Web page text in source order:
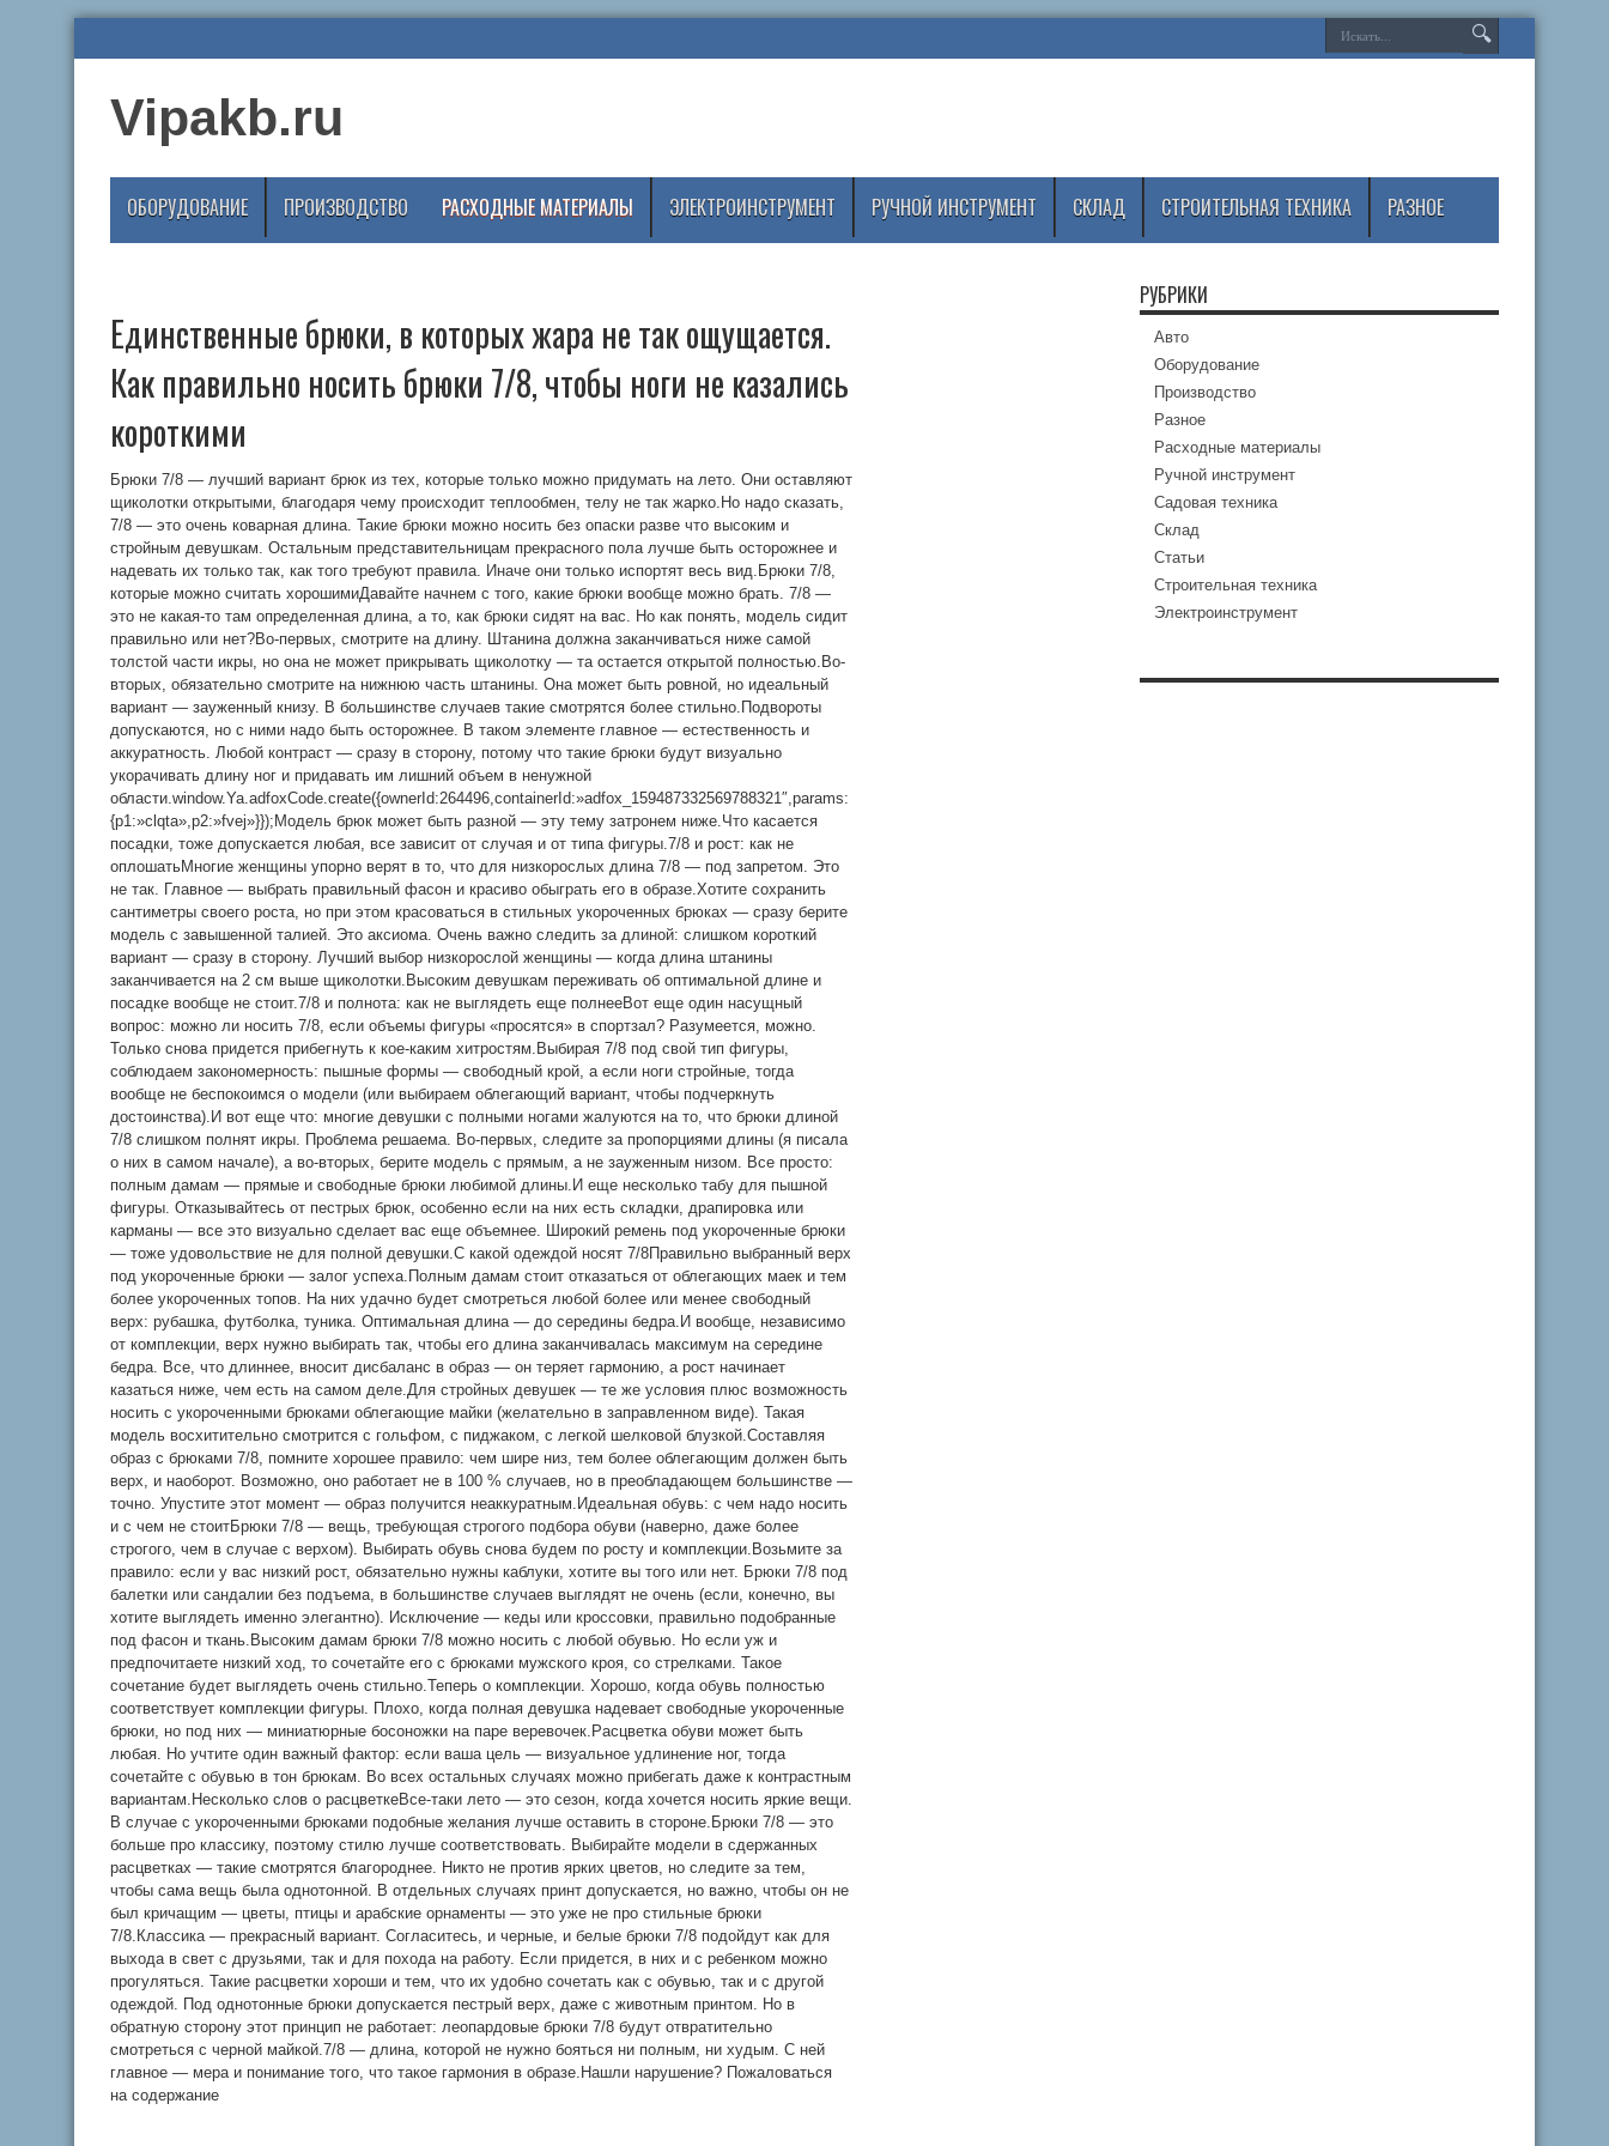
Vipakb.ru
ОБОРУДОВАНИЕ ПРОИЗВОДСТВО РАСХОДНЫЕ МАТЕРИАЛЫ ЭЛЕКТРОИНСТРУМЕНТ РУЧНОЙ ИНСТРУМЕНТ СКЛАД СТРОИТЕЛЬНАЯ ТЕХНИКА РАЗНОЕ
Единственные брюки, в которых жара не так ощущается.
Как правильно носить брюки 7/8, чтобы ноги не казались
короткими
Брюки 7/8 — лучший вариант брюк из тех, которые только можно придумать на лето. Они оставляют
щиколотки открытыми, благодаря чему происходит теплообмен, телу не так жарко.Но надо сказать,
7/8 — это очень коварная длина. Такие брюки можно носить без опаски разве что высоким и
стройным девушкам. Остальным представительницам прекрасного пола лучше быть осторожнее и
надевать их только так, как того требуют правила. Иначе они только испортят весь вид.Брюки 7/8,
которые можно считать хорошимиДавайте начнем с того, какие брюки вообще можно брать. 7/8 —
это не какая-то там определенная длина, а то, как брюки сидят на вас. Но как понять, модель сидит
правильно или нет?Во-первых, смотрите на длину. Штанина должна заканчиваться ниже самой
толстой части икры, но она не может прикрывать щиколотку — та остается открытой полностью.Во-
вторых, обязательно смотрите на нижнюю часть штанины. Она может быть ровной, но идеальный
вариант — зауженный книзу. В большинстве случаев такие смотрятся более стильно.Подвороты
допускаются, но с ними надо быть осторожнее. В таком элементе главное — естественность и
аккуратность. Любой контраст — сразу в сторону, потому что такие брюки будут визуально
укорачивать длину ног и придавать им лишний объем в ненужной
области.window.Ya.adfoxCode.create({ownerId:264496,containerId:»adfox_159487332569788321″,params:
{p1:»clqta»,p2:»fvej»}});Модель брюк может быть разной — эту тему затронем ниже.Что касается
посадки, тоже допускается любая, все зависит от случая и от типа фигуры.7/8 и рост: как не
оплошатьМногие женщины упорно верят в то, что для низкорослых длина 7/8 — под запретом. Это
не так. Главное — выбрать правильный фасон и красиво обыграть его в образе.Хотите сохранить
сантиметры своего роста, но при этом красоваться в стильных укороченных брюках — сразу берите
модель с завышенной талией. Это аксиома. Очень важно следить за длиной: слишком короткий
вариант — сразу в сторону. Лучший выбор низкорослой женщины — когда длина штанины
заканчивается на 2 см выше щиколотки.Высоким девушкам переживать об оптимальной длине и
посадке вообще не стоит.7/8 и полнота: как не выглядеть еще полнееВот еще один насущный
вопрос: можно ли носить 7/8, если объемы фигуры «просятся» в спортзал? Разумеется, можно.
Только снова придется прибегнуть к кое-каким хитростям.Выбирая 7/8 под свой тип фигуры,
соблюдаем закономерность: пышные формы — свободный крой, а если ноги стройные, тогда
вообще не беспокоимся о модели (или выбираем облегающий вариант, чтобы подчеркнуть
достоинства).И вот еще что: многие девушки с полными ногами жалуются на то, что брюки длиной
7/8 слишком полнят икры. Проблема решаема. Во-первых, следите за пропорциями длины (я писала
о них в самом начале), а во-вторых, берите модель с прямым, а не зауженным низом. Все просто:
полным дамам — прямые и свободные брюки любимой длины.И еще несколько табу для пышной
фигуры. Отказывайтесь от пестрых брюк, особенно если на них есть складки, драпировка или
карманы — все это визуально сделает вас еще объемнее. Широкий ремень под укороченные брюки
— тоже удовольствие не для полной девушки.С какой одеждой носят 7/8Правильно выбранный верх
под укороченные брюки — залог успеха.Полным дамам стоит отказаться от облегающих маек и тем
более укороченных топов. На них удачно будет смотреться любой более или менее свободный
верх: рубашка, футболка, туника. Оптимальная длина — до середины бедра.И вообще, независимо
от комплекции, верх нужно выбирать так, чтобы его длина заканчивалась максимум на середине
бедра. Все, что длиннее, вносит дисбаланс в образ — он теряет гармонию, а рост начинает
казаться ниже, чем есть на самом деле.Для стройных девушек — те же условия плюс возможность
носить с укороченными брюками облегающие майки (желательно в заправленном виде). Такая
модель восхитительно смотрится с гольфом, с пиджаком, с легкой шелковой блузкой.Составляя
образ с брюками 7/8, помните хорошее правило: чем шире низ, тем более облегающим должен быть
верх, и наоборот. Возможно, оно работает не в 100 % случаев, но в преобладающем большинстве —
точно. Упустите этот момент — образ получится неаккуратным.Идеальная обувь: с чем надо носить
и с чем не стоитБрюки 7/8 — вещь, требующая строгого подбора обуви (наверно, даже более
строгого, чем в случае с верхом). Выбирать обувь снова будем по росту и комплекции.Возьмите за
правило: если у вас низкий рост, обязательно нужны каблуки, хотите вы того или нет. Брюки 7/8 под
балетки или сандалии без подъема, в большинстве случаев выглядят не очень (если, конечно, вы
хотите выглядеть именно элегантно). Исключение — кеды или кроссовки, правильно подобранные
под фасон и ткань.Высоким дамам брюки 7/8 можно носить с любой обувью. Но если уж и
предпочитаете низкий ход, то сочетайте его с брюками мужского кроя, со стрелками. Такое
сочетание будет выглядеть очень стильно.Теперь о комплекции. Хорошо, когда обувь полностью
соответствует комплекции фигуры. Плохо, когда полная девушка надевает свободные укороченные
брюки, но под них — миниатюрные босоножки на паре веревочек.Расцветка обуви может быть
любая. Но учтите один важный фактор: если ваша цель — визуальное удлинение ног, тогда
сочетайте с обувью в тон брюкам. Во всех остальных случаях можно прибегать даже к контрастным
вариантам.Несколько слов о расцветкеВсе-таки лето — это сезон, когда хочется носить яркие вещи.
В случае с укороченными брюками подобные желания лучше оставить в стороне.Брюки 7/8 — это
больше про классику, поэтому стилю лучше соответствовать. Выбирайте модели в сдержанных
расцветках — такие смотрятся благороднее. Никто не против ярких цветов, но следите за тем,
чтобы сама вещь была однотонной. В отдельных случаях принт допускается, но важно, чтобы он не
был кричащим — цветы, птицы и арабские орнаменты — это уже не про стильные брюки
7/8.Классика — прекрасный вариант. Согласитесь, и черные, и белые брюки 7/8 подойдут как для
выхода в свет с друзьями, так и для похода на работу. Если придется, в них и с ребенком можно
прогуляться. Такие расцветки хороши и тем, что их удобно сочетать как с обувью, так и с другой
одеждой. Под однотонные брюки допускается пестрый верх, даже с животным принтом. Но в
обратную сторону этот принцип не работает: леопардовые брюки 7/8 будут отвратительно
смотреться с черной майкой.7/8 — длина, которой не нужно бояться ни полным, ни худым. С ней
главное — мера и понимание того, что такое гармония в образе.Нашли нарушение? Пожаловаться
на содержание
РУБРИКИ
Авто
Оборудование
Производство
Разное
Расходные материалы
Ручной инструмент
Садовая техника
Склад
Статьи
Строительная техника
Электроинструмент